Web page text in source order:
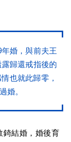
婚，與前夫王
歸還戒指後的
也就此歸零，
婚。
錡結婚，婚後育